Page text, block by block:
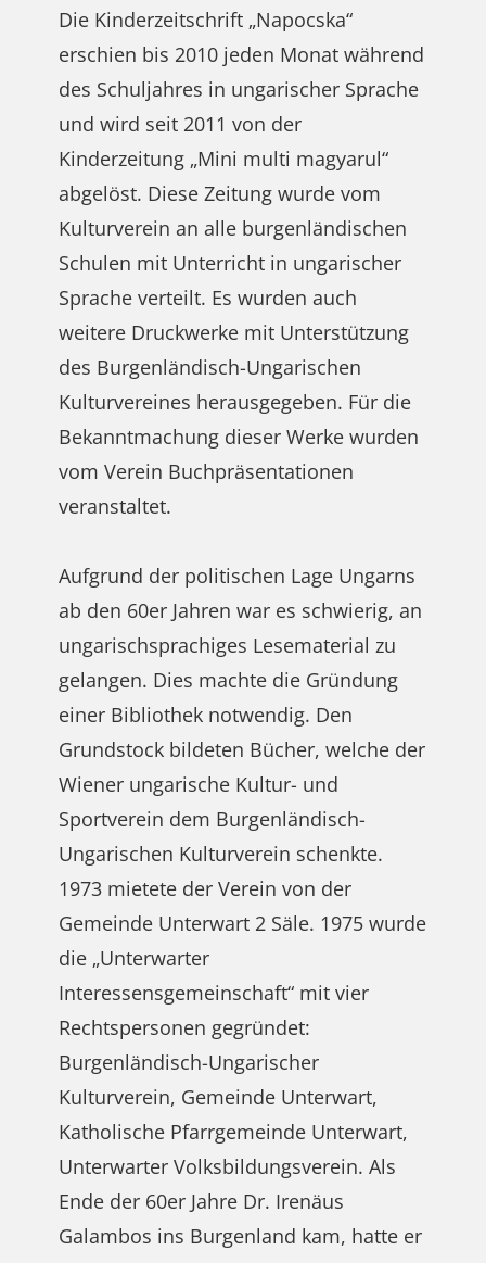
Die Kinderzeitschrift „Napocska“
erschien bis 2010 jeden Monat während
des Schuljahres in ungarischer Sprache
und wird seit 2011 von der
Kinderzeitung „Mini multi magyarul“
abgelöst. Diese Zeitung wurde vom
Kulturverein an alle burgenländischen
Schulen mit Unterricht in ungarischer
Sprache verteilt. Es wurden auch
weitere Druckwerke mit Unterstützung
des Burgenländisch-Ungarischen
Kulturvereines herausgegeben. Für die
Bekanntmachung dieser Werke wurden
vom Verein Buchpräsentationen
veranstaltet.
Aufgrund der politischen Lage Ungarns
ab den 60er Jahren war es schwierig, an
ungarischsprachiges Lesematerial zu
gelangen. Dies machte die Gründung
einer Bibliothek notwendig. Den
Grundstock bildeten Bücher, welche der
Wiener ungarische Kultur- und
Sportverein dem Burgenländisch-
Ungarischen Kulturverein schenkte.
1973 mietete der Verein von der
Gemeinde Unterwart 2 Säle. 1975 wurde
die „Unterwarter
Interessensgemeinschaft“ mit vier
Rechtspersonen gegründet:
Burgenländisch-Ungarischer
Kulturverein, Gemeinde Unterwart,
Katholische Pfarrgemeinde Unterwart,
Unterwarter Volksbildungsverein. Als
Ende der 60er Jahre Dr. Irenäus
Galambos ins Burgenland kam, hatte er